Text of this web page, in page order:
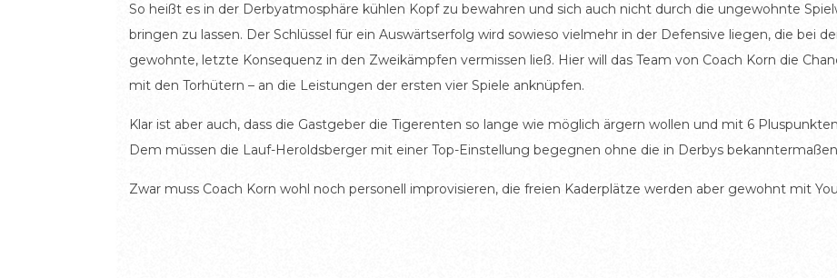
So heißt es in der Derbyatmosphäre kühlen Kopf zu bewahren und sich auch nicht durch die ungewohnte
bringen zu lassen. Der Schlüssel für ein Auswärtserfolg wird sowieso vielmehr in der Defensive liegen, die bei
gewohnte, letzte Konsequenz in den Zweikämpfen vermissen ließ. Hier will das Team von Coach Korn die
mit den Torhütern – an die Leistungen der ersten vier Spiele anknüpfen.
Klar ist aber auch, dass die Gastgeber die Tigerenten so lange wie möglich ärgern wollen und mit 6
Dem müssen die Lauf-Heroldsberger mit einer Top-Einstellung begegnen ohne die in Derbys
Zwar muss Coach Korn wohl noch personell improvisieren, die freien Kaderplätze werden aber gewohnt mit